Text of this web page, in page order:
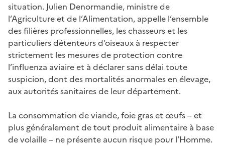
situation. Julien Denormandie, ministre de
l’Agriculture et de l’Alimentation, appelle l’ensemble
des filières professionnelles, les chasseurs et les
particuliers détenteurs d’oiseaux à respecter
strictement les mesures de protection contre
l’influenza aviaire et à déclarer sans délai toute
suspicion, dont des mortalités anormales en élevage,
aux autorités sanitaires de leur département.
La consommation de viande, foie gras et œufs – et
plus généralement de tout produit alimentaire à base
de volaille – ne présente aucun risque pour l’Homme.